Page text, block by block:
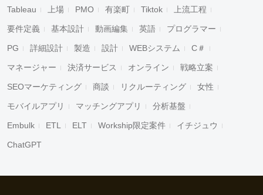
Tableau 上場 PMO 有楽町 Tiktok 上流工程
要件定義 基本設計 動画編集 英語 プログラマー
PG 詳細設計 製造 設計 WEBシステム C＃
マネージャー 決済サービス オンライン 戦略立案
SEOマーケティング 商談 リクルーティング 女性
モバイルアプリ マッチングアプリ 分析基盤
Embulk ETL ELT Workship限定案件 イチジュウ
ChatGPT